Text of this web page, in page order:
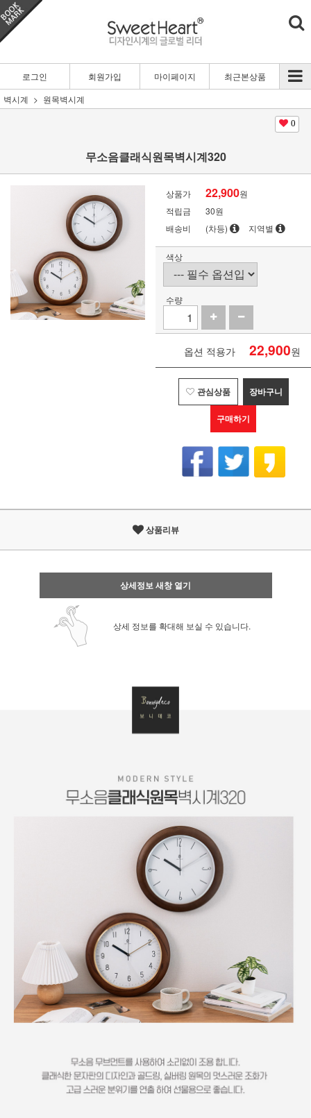
로그인 회원가입 마이페이지
최근본상품
벽시계
원목벽시계
0
무소음클래식원목벽시계320
상품가 22,900원
적립금
30원
배송비
(차등) 지역별
색상
수량
옵션 적용가 22,900원
관심상품 장바구니
구매하기
상품리뷰
상세정보 새창 열기
상세 정보를 확대해 보실 수 있습니다.